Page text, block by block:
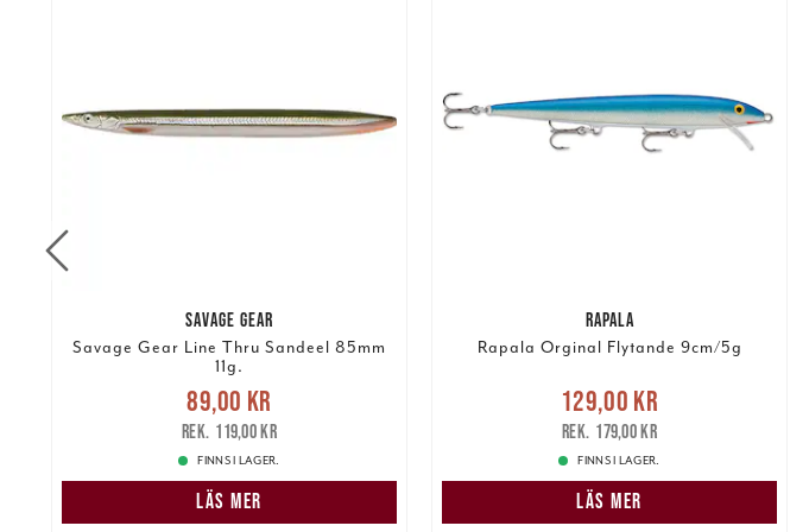
SAVAGE GEAR
Savage Gear Line Thru Sandeel 85mm
11g.
Nuvarande pris :89,00 kr
pris: 119,00 kr
89,00 kr
119,00 kr
FINNS I LAGER.
LÄS MER
RAPALA
Rapala Orginal Flytande 9cm/5g
Nuvarande pris
Tidigare pris
129,00 kr
179,00 kr
FINNS I LAGER.
LÄS MER